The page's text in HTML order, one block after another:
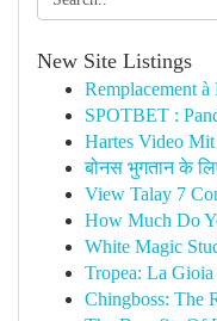
New Site Listings
Remplacement
SPOTBET :
Hartes Video
बोनस भुगतान के
View Talay 7
How Much Do
White Magic
Tropea: La
Chingboss: The